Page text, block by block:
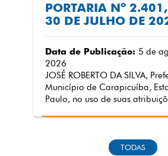
PORTARIA Nº
30 DE JULHO DE
Data de Publicação: 5 de
2026
JOSÉ ROBERTO DA SILVA,
Município de Carapicuíba,
Paulo, no uso de suas
TODAS